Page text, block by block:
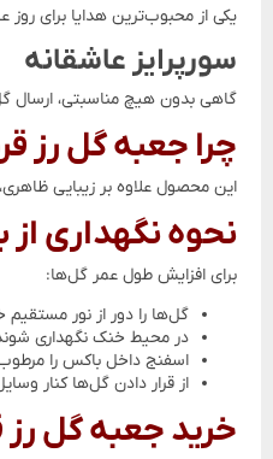
یکی از محبوب‌ترین هدایا برای
سورپرایز عاشقانه
گاهی بدون هیچ مناسبتی، ارسال گل
چرا جعبه گل رز قرمز ۹ شاخه را
این محصول علاوه بر زیبایی
نحوه نگهداری
برای افزایش طول عمر گل‌ها:
گل‌ها را دور از نور مستقیم
در محیط خنک نگهداری
اسفنج داخل باکس را مرطوب
از قرار دادن گل‌ها کنار
خرید جعبه گل رز قرمز